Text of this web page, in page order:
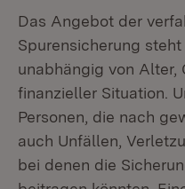
Das Angebot der
Spurensicherung
unabhängig von Alter,
finanzieller Situation.
Personen, die nach
auch Unfällen,
bei denen die